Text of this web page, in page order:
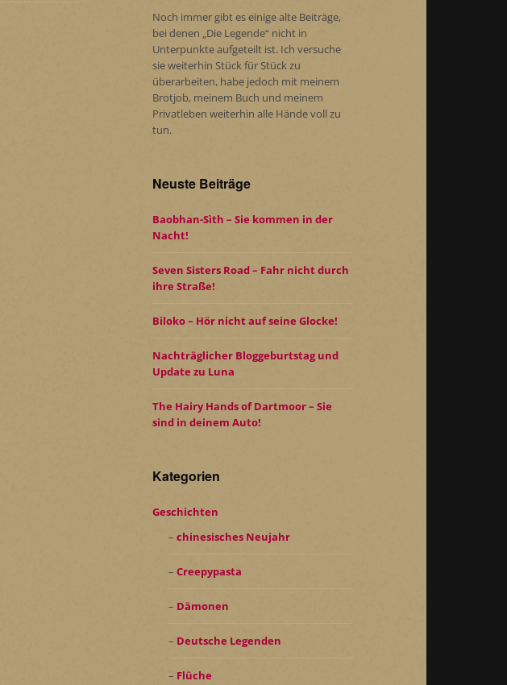
Noch immer gibt es einige alte Beiträge,
bei denen „Die Legende“ nicht in
Unterpunkte aufgeteilt ist. Ich versuche
sie weiterhin Stück für Stück zu
überarbeiten, habe jedoch mit meinem
Brotjob, meinem Buch und meinem
Privatleben weiterhin alle Hände voll zu
tun.
Neuste Beiträge
Baobhan-Sìth – Sie kommen in der
Nacht!
Seven Sisters Road – Fahr nicht durch
ihre Straße!
Biloko – Hör nicht auf seine Glocke!
Nachträglicher Bloggeburtstag und
Update zu Luna
The Hairy Hands of Dartmoor – Sie
sind in deinem Auto!
Kategorien
Geschichten
chinesisches Neujahr
Creepypasta
Dämonen
Deutsche Legenden
Flüche